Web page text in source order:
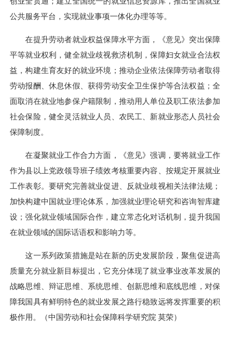
公共服务平台，实现就业事项一体化办理等等。
在提升劳动者就业权益保障水平方面，《意见》突出保障
平等就业权利，健全就业歧视救济机制，保障妇女就业合法权
益，构建生育友好的就业环境；推动企业依法保障劳动者取得
劳动报酬、休息休假、获得劳动安全卫生保护等合法权益；全
面取消在就业地参保户籍限制，推动用人单位及职工依法参加
社会保险，健全灵活就业人员、农民工、新就业形态人员社会
保障制度。
在凝聚就业工作合力方面，《意见》强调，要将就业工作
作为县以上党政领导班子绩效考核重要内容、按规定开展就业
工作表彰。要研究完善就业促进、反就业歧视相关法律法规；
加快构建中国就业理论体系，加强就业理论研究和咨询智库建
设；强化就业领域国际合作，建立常态化对话机制，提升我国
在就业领域的国际话语权和影响力等。
这一系列政策措施是站在新的历史发展阶段，聚焦促进高
质量充分就业新目标提出，它充分体现了就业事业改革发展的
战略思维、辩证思维、系统思维、创新思维和底线思维，对保
障我国具有鲜明特色的就业发展之路行稳致远将发挥重要的积
极作用。（中国劳动和社会保障科学研究院 莫荣）